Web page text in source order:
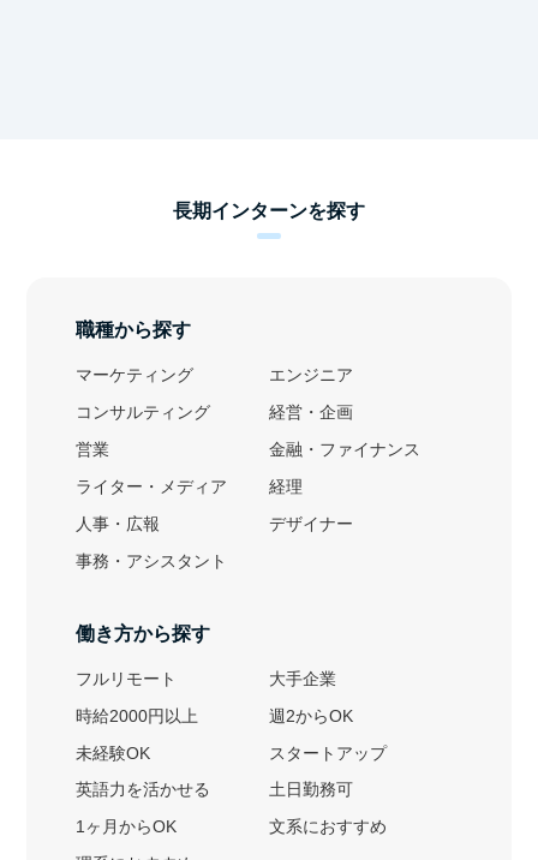
長期インターンを探す
職種から探す
マーケティング エンジニア
コンサルティング 経営・企画
営業 金融・ファイナンス
ライター・メディア 経理
人事・広報 デザイナー
事務・アシスタント
働き方から探す
フルリモート 大手企業
時給2000円以上 週2からOK
未経験OK スタートアップ
英語力を活かせる 土日勤務可
1ヶ月からOK 文系におすすめ